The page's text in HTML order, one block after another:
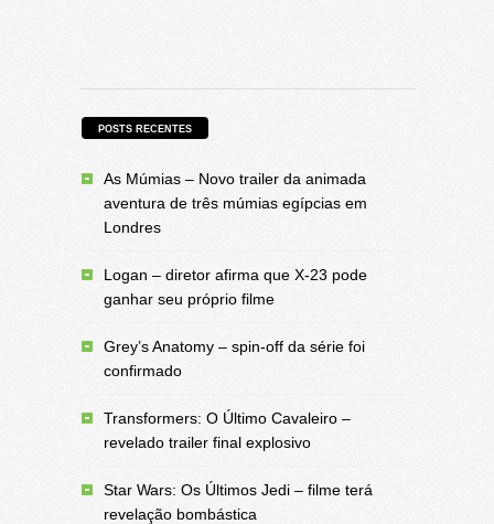
POSTS RECENTES
As Múmias – Novo trailer da animada
aventura de três múmias egípcias em
Londres
Logan – diretor afirma que X-23 pode
ganhar seu próprio filme
Grey’s Anatomy – spin-off da série foi
confirmado
Transformers: O Último Cavaleiro –
revelado trailer final explosivo
Star Wars: Os Últimos Jedi – filme terá
revelação bombástica